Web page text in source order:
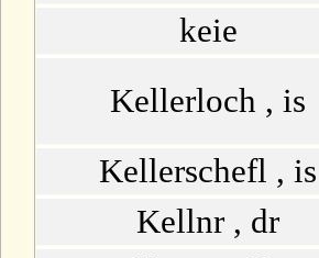
keie
Kellerloch , is
Kellerschefl , is
Kellnr , dr